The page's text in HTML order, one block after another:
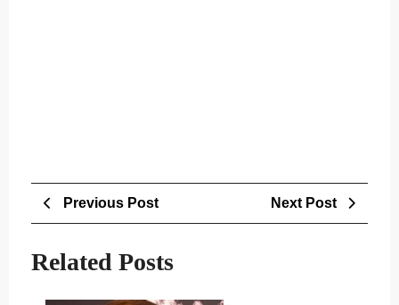
Post
navigation
Previous PostPrevious
Next Post
Related Posts